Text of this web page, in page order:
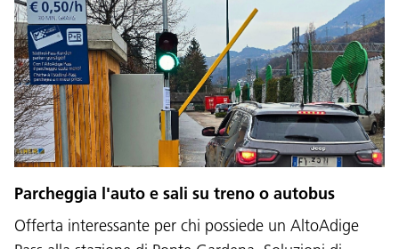
Assistenza e contatto
Parcheggia l'auto e sali su treno o autobus
Offerta interessante per chi possiede un AltoAdige